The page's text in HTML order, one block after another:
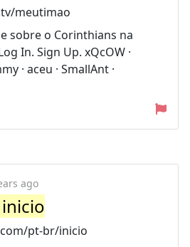
meutimao
sobre o Corinthians na
In. Sign Up. xQcOW ·
· aceu · SmallAnt ·
ago
pt-br/inicio